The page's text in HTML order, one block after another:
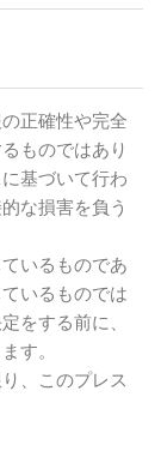
正確性や完全
ものではあり
基づいて行わ
な損害を負う
いるものであ
いるものでは
をする前に、
す。
、このプレス